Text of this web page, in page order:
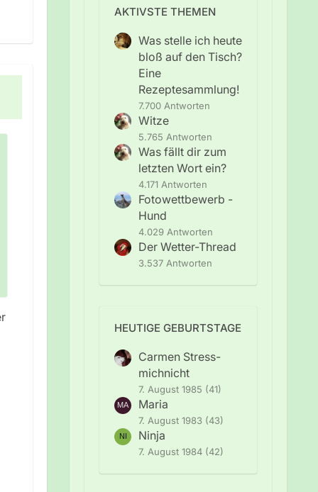
AKTIVSTE THEMEN
Was stelle ich heute
bloß auf den Tisch?
Eine
Rezeptesammlung!
7.700 Antworten
Witze
5.765 Antworten
Was fällt dir zum
letzten Wort ein?
4.171 Antworten
Fotowettbewerb -
Hund
4.029 Antworten
Der Wetter-Thread
3.537 Antworten
HEUTIGE GEBURTSTAGE
Carmen Stress-
michnicht
7. August 1985 (41)
Maria
7. August 1983 (43)
Ninja
7. August 1984 (42)